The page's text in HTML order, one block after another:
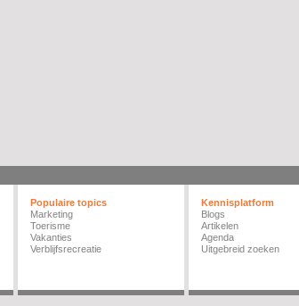
Populaire topics
Marketing
Toerisme
Vakanties
Verblijfsrecreatie
Kennisplatform
Blogs
Artikelen
Agenda
Uitgebreid zoeken